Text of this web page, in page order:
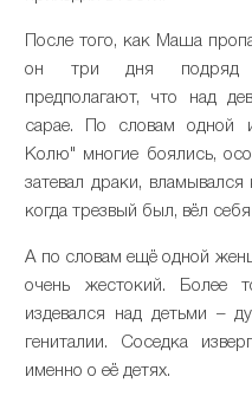
После того, как Маша
он три дня подряд
предполагают, что над
сарае. По словам одной
Колю" многие боялись,
затевал драки,
когда трезвый был, вёл
А по словам ещё одной
очень жестокий. Более
издевался над детьми –
гениталии. Соседка
именно о её детях.